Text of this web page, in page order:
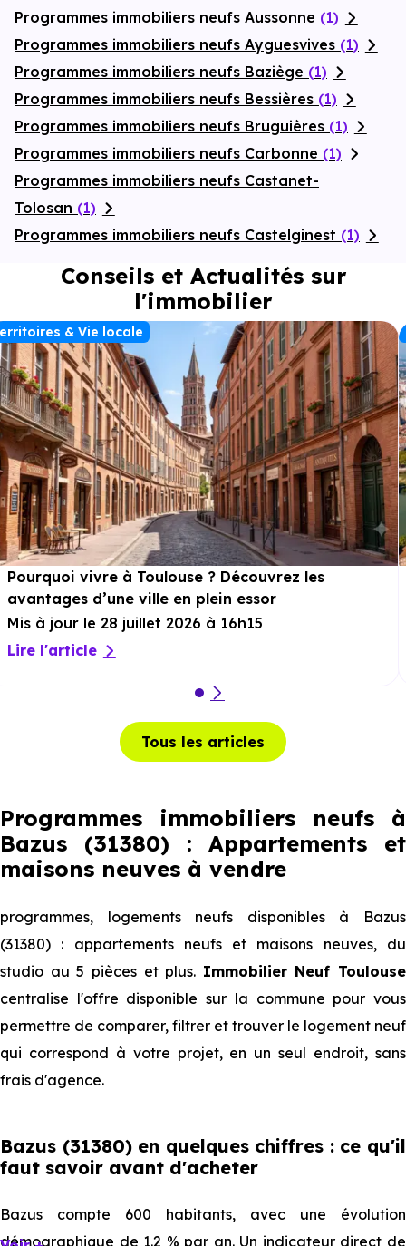
Programmes immobiliers neufs Aussonne (1)
Programmes immobiliers neufs Ayguesvives (1)
Programmes immobiliers neufs Baziège (1)
Programmes immobiliers neufs Bessières (1)
Programmes immobiliers neufs Bruguières (1)
Programmes immobiliers neufs Carbonne (1)
Programmes immobiliers neufs Castanet-
Tolosan (1)
Programmes immobiliers neufs Castelginest (1)
Conseils et Actualités sur
l'immobilier
& Vie locale
Pourquoi vivre à Toulouse ? Découvrez les
avantages d’une ville en plein essor
Mis à jour le 28 juillet 2026 à 16h15
Lire l'article
Tous les articles
Programmes immobiliers neufs à
Bazus (31380) : Appartements et
maisons neuves à vendre
programmes, logements neufs disponibles à Bazus
(31380) : appartements neufs et maisons neuves, du
studio au 5 pièces et plus. Immobilier Neuf Toulouse
centralise l'offre disponible sur la commune pour vous
permettre de comparer, filtrer et trouver le logement neuf
qui correspond à votre projet, en un seul endroit, sans
frais d'agence.
Bazus (31380) en quelques chiffres : ce qu'il
faut savoir avant d'acheter
Bazus compte 600 habitants, avec une évolution
démographique de 1.2 % par an. Un indicateur direct de